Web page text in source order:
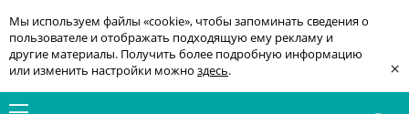
Мы используем файлы «cookie», чтобы запоминать сведения о
пользователе и отображать подходящую ему рекламу и
другие материалы. Получить более подробную информацию
или изменить настройки можно здесь. ×